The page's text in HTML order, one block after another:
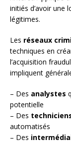
initiés d’avoir une
légitimes.
Les réseaux
techniques en
l’acquisition
impliquent
– Des analystes
potentielle
– Des
automatisés
– Des